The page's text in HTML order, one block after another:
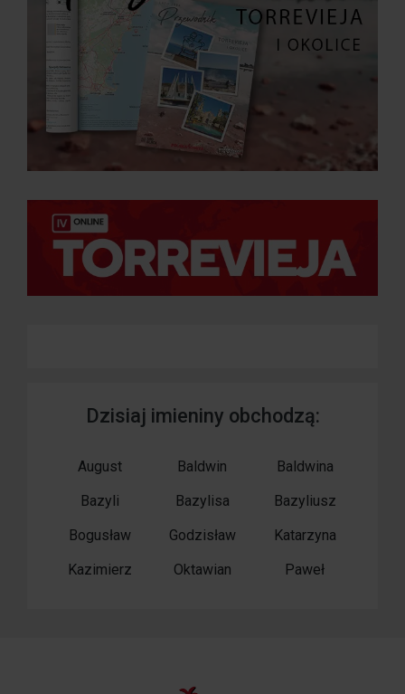
Dzisiaj imieniny obchodzą:
August Baldwin
Baldwina
Bazyli
Bazylisa
Bazyliusz
Bogusław
Godzisław
Katarzyna
Kazimierz
Oktawian Paweł